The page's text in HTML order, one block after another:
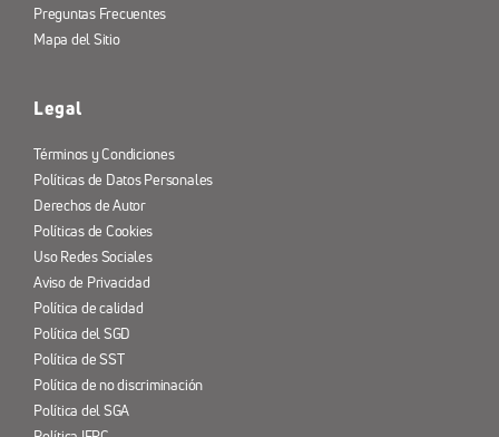
Preguntas Frecuentes
Mapa del Sitio
Legal
Términos y Condiciones
Políticas de Datos Personales
Derechos de Autor
Políticas de Cookies
Uso Redes Sociales
Aviso de Privacidad
Política de calidad
Política del SGD
Política de SST
Política de no discriminación
Política del SGA